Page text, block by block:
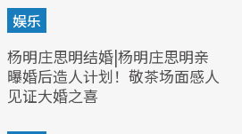
娱乐
杨明庄思明结婚|杨明庄思明亲
曝婚后造人计划！敬茶场面感人
见证大婚之喜